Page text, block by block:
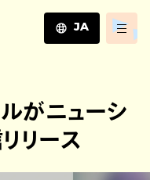
JA
がニューシ
リース